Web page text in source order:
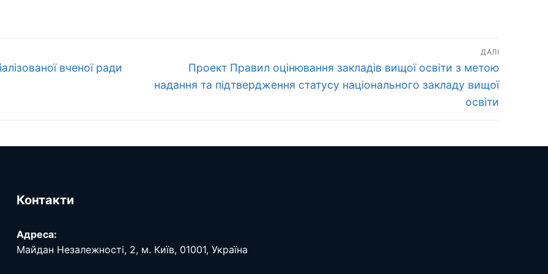
вченої ради
ДАЛІ
Наступний
запис:
Проект Правил оцінювання закладів вищої освіти з метою
надання та підтвердження статусу національного закладу вищої
освіти
Контакти
Адреса:
Майдан Незалежності, 2, м. Київ, 01001, Україна